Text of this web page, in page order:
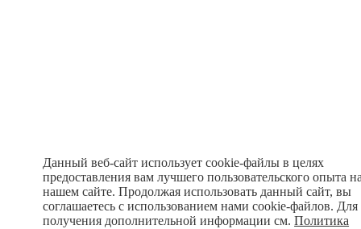
Данный веб-сайт использует cookie-файлы в целях
предоставления вам лучшего пользовательского опыта
нашем сайте. Продолжая использовать данный сайт, вы
соглашаетесь с использованием нами cookie-файлов. Для
получения дополнительной информации см.Политика